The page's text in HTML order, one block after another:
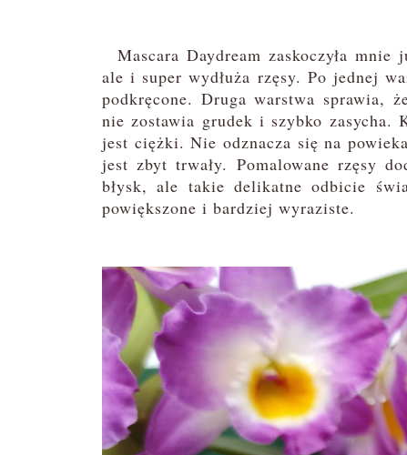
Mascara Daydream zaskoczyła
ale i super wydłuża rzęsy. Po jednej
podkręcone. Druga warstwa sprawia,
nie zostawia grudek i szybko
jest ciężki. Nie odznacza się na
jest zbyt trwały. Pomalowane rzęsy
błysk, ale takie delikatne odbicie
powiększone i bardziej wyraziste.